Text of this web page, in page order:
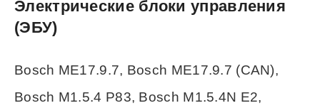
Электрические блоки управления
(ЭБУ)